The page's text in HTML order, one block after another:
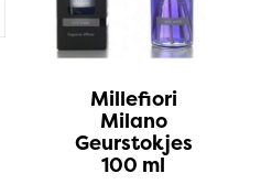
Millefiori
Milano
Geurstokjes
100 ml